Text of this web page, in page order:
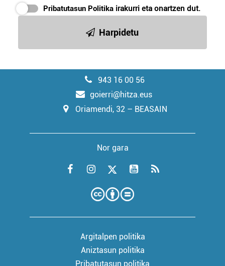
Pribatutasun Politika irakurri eta onartzen dut.
Harpidetu
943 16 00 56
goierri@hitza.eus
Oriamendi, 32 – BEASAIN
Nor gara
Argitalpen politika
Aniztasun politika
Pribatutasun politika